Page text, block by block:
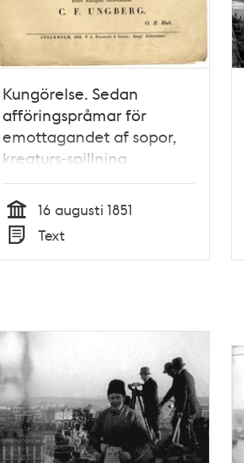
Kungörelse. Sedan
afföringspråmar för
emottagandet af sopor,
kreaturs-spillning,
gatuorenlighetsämnen
och andra afskräden
numera åter blifvit
förlagde...Stockholm den
16 augusti 1851
Tid
16 augusti 1851
Typ
Text